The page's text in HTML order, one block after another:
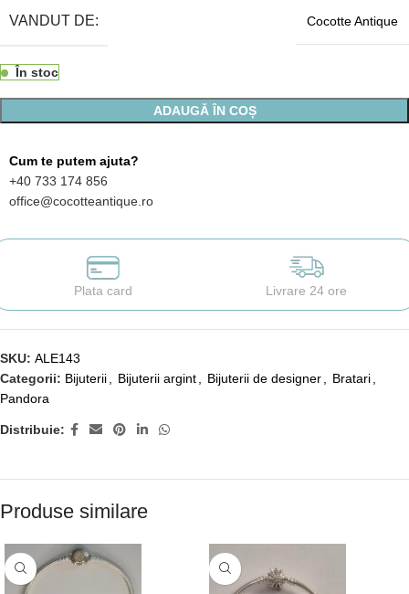
VANDUT DE: Cocotte Antique
În stoc
ADAUGĂ ÎN COȘ
Cum te putem ajuta?
+40 733 174 856
office@cocotteantique.ro
Plata card Livrare 24 ore
SKU: ALE143
Categorii: Bijuterii Bijuterii argint Bijuterii de designer Bratari
Pandora
Distribuie:
Produse similare